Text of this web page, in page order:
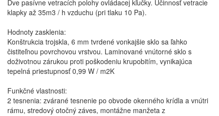
Dve pasívne vetracích polohy ovládacej kľučky. Účinnosť vetracie
klapky až 35m3 / h vzduchu (pri tlaku 10 Pa).
Hodnoty zasklenia:
Konštrukcia trojskla, 6 mm tvrdené vonkajšie sklo sa ľahko
čistiteľnou povrchovou vrstvou. Laminované vnútorné sklo s
doživotnou zárukou proti poškodeniu krupobitím, vynikajúca
tepelná priestupnosť 0,99 W / m2K
Funkčné vlastnosti:
2 tesnenia: zvárané tesnenie po obvode okenného krídla a vnútri
rámu, stredový otočný záves, montážne manžeta z